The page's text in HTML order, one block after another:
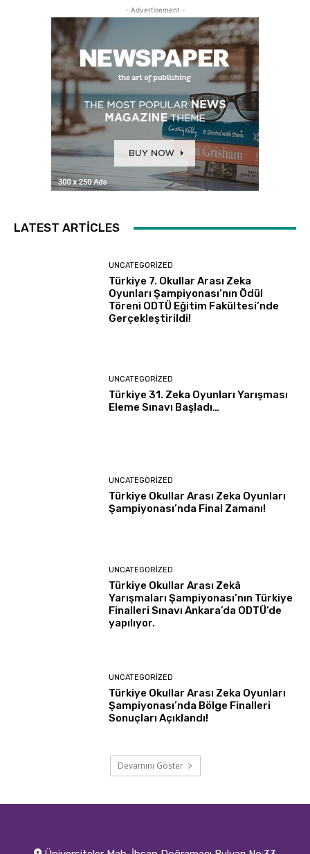
- Advertisement -
LATEST ARTICLES
UNCATEGORIZED
Türkiye 7. Okullar Arası Zeka
Oyunları Şampiyonası’nın Ödül
Töreni ODTÜ Eğitim Fakültesi’nde
Gerçekleştirildi!
UNCATEGORIZED
Türkiye 31. Zeka Oyunları Yarışması
Eleme Sınavı Başladı…
UNCATEGORIZED
Türkiye Okullar Arası Zeka Oyunları
Şampiyonası’nda Final Zamanı!
UNCATEGORIZED
Türkiye Okullar Arası Zekâ
Yarışmaları Şampiyonası’nın Türkiye
Finalleri Sınavı Ankara’da ODTÜ’de
yapılıyor.
UNCATEGORIZED
Türkiye Okullar Arası Zeka Oyunları
Şampiyonası’nda Bölge Finalleri
Sonuçları Açıklandı!
Devamını Göster